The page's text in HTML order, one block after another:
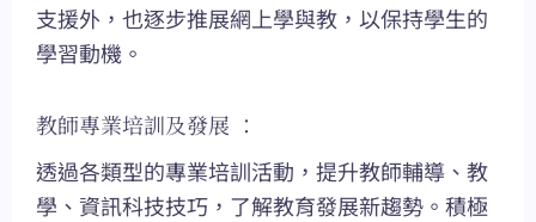
支援外，也逐步推展網上學與教，以保持學生的
學習動機。
教師專業培訓及發展 ：
透過各類型的專業培訓活動，提升教師輔導、教
學、資訊科技技巧，了解教育發展新趨勢。積極